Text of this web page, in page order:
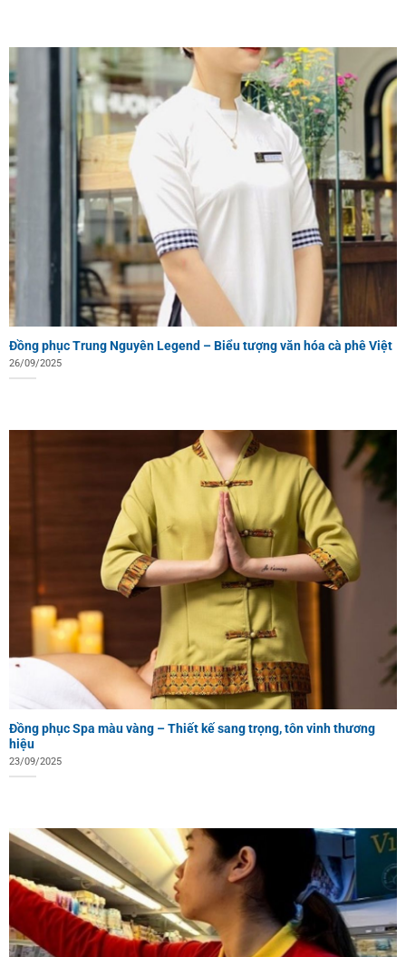
Đồng phục Trung Nguyên Legend – Biểu tượng văn hóa cà phê Việt
26/09/2025
Đồng phục Spa màu vàng – Thiết kế sang trọng, tôn vinh thương
hiệu
23/09/2025